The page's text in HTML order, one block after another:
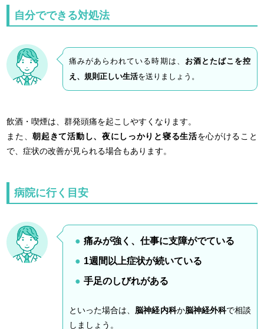
自分でできる対処法
痛みがあらわれている時期は、 お酒とたばこを控
え、規則正しい生活を送りましょう。
飲酒・喫煙は、群発頭痛を起こしやすくなります。
また、朝起きて活動し、夜にしっかりと寝る生活を心がけること
で、症状の改善が見られる場合もあります。
病院に行く目安
痛みが強く、仕事に支障がでている
1週間以上症状が続いている
手足のしびれがある
といった場合は、 脳神経内科か脳神経外科で相談
しましょう。